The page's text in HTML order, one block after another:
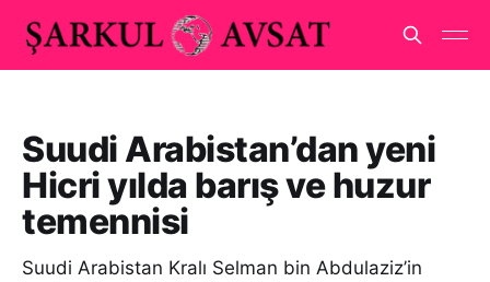
Suudi Arabistan’dan yeni
Hicri yılda barış ve huzur
temennisi
Suudi Arabistan Kralı Selman bin Abdulaziz’in